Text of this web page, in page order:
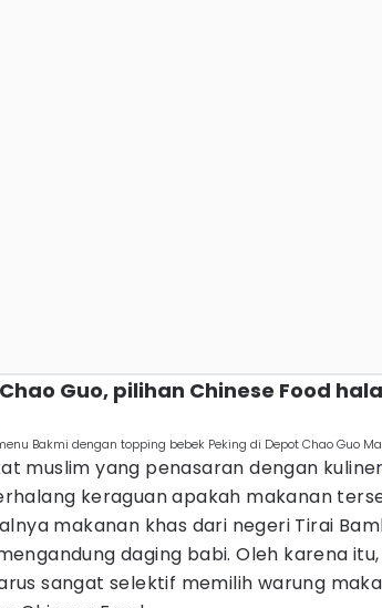
Chao Guo, pilihan Chinese Food
Bakmi dengan topping bebek Peking di Depot Chao Guo
muslim yang penasaran dengan
keraguan apakah makanan
makanan khas dari negeri Tirai
daging babi. Oleh karena
sangat selektif memilih warung